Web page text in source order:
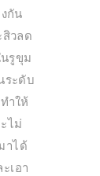
กัน
วลด
รูขุม
ระดับ
ำให้
ไม่
าได้
เอา